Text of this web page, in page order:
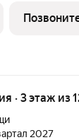
· 3 этаж из
2027